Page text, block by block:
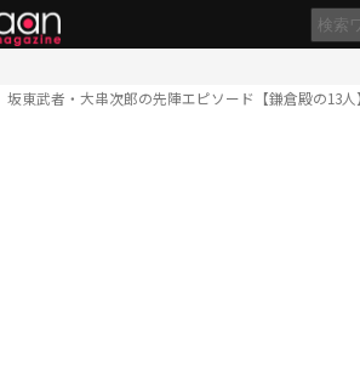
東武者・大串次郎の先陣エピソード【鎌倉殿の13人】